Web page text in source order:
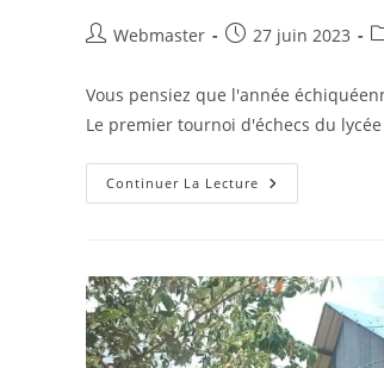
Auteur/autrice
publication :
Webmaster
Publication
27 juin 2023
Vous pensiez que l'année
Le premier tournoi d'échecs du
Continuer La Lecture Tournoi
D’échec